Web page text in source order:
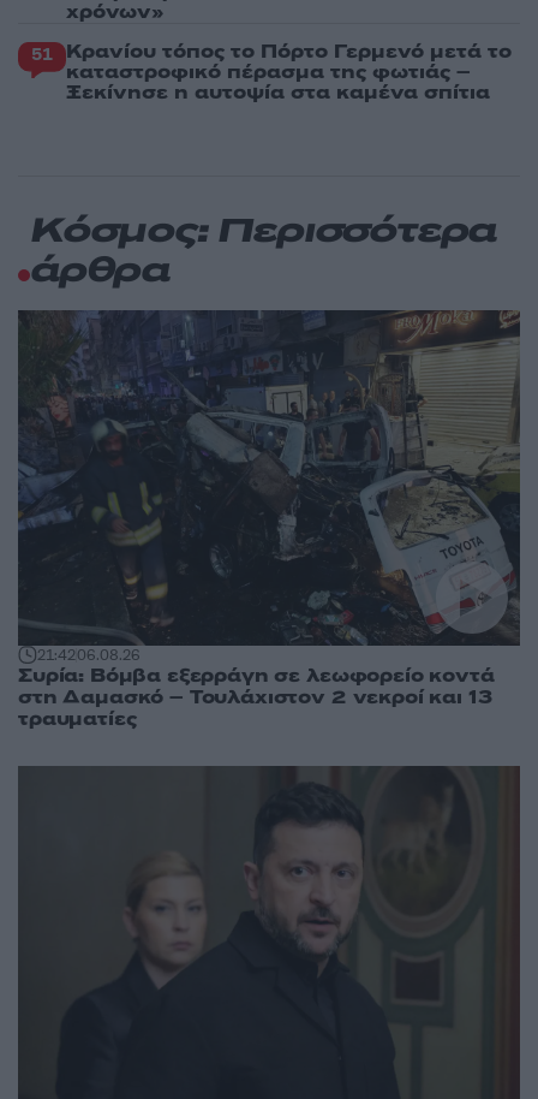
χρόνων»
51 Κρανίου τόπος το Πόρτο Γερμενό μετά το
καταστροφικό πέρασμα της φωτιάς –
Ξεκίνησε η αυτοψία στα καμένα σπίτια
Κόσμος: Περισσότερα
άρθρα
21:4206.08.26
Συρία: Βόμβα εξερράγη σε λεωφορείο κοντά
στη Δαμασκό – Τουλάχιστον 2 νεκροί και 13
τραυματίες